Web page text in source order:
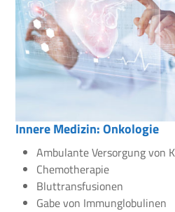
Innere Medizin: Onkologie
Ambulante Versorgung von
Chemotherapie
Bluttransfusionen
Gabe von Immunglobulinen